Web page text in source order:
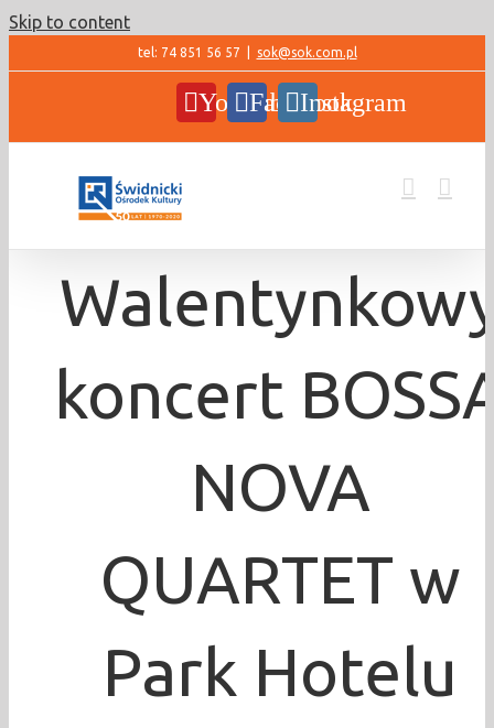
Skip to content
tel: 74 851 56 57 sok@sok.com.pl
YouTubeFacebookInstagram
koncert
NOVA
QUARTET w
Park Hotelu